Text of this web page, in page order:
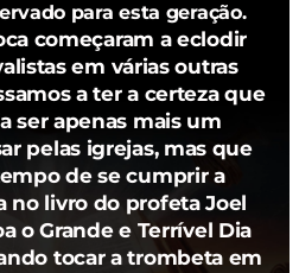
para esta geração.
começaram a eclodir
em várias outras
a ter a certeza que
ser apenas mais um
pelas igrejas, mas que
de se cumprir a
no livro do profeta Joel
o Grande e Terrível Dia
tocar a trombeta em